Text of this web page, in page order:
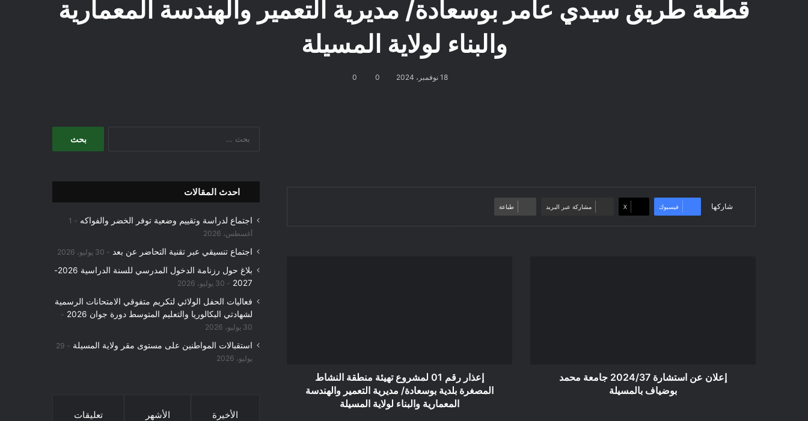
قطعة طريق سيدي عامر بوسعادة/ مديرية التعمير والهندسة المعمارية
والبناء لولاية المسيلة
18 نوفمبر، 2024 0
0
شاركها فيسبوك ‫X مشاركة عبر البريد طباعة
إعلان عن استشارة 2024/37 جامعة محمد
بوضياف بالمسيلة
بوسعادة/
مديرية
إعذار رقم 01 لمشروع تهيئة منطقة النشاط
المصغرة بلدية بوسعادة/ مديرية التعمير والهندسة
المعمارية والبناء لولاية المسيلة
احدث المقالات
اجتماع لدراسة وتقييم وضعية توفر الخضر والفواكه
1
أغسطس، 2026
اجتماع تنسيقي عبر تقنية التحاضر عن بعد 30 يوليو، 2026
بلاغ حول رزنامة الدخول المدرسي للسنة الدراسية 2026-
2027
30 يوليو، 2026
فعاليات الحفل الولائي لتكريم متفوقي الامتحانات الرسمية
لشهادتي البكالوريا والتعليم المتوسط دورة جوان 2026
30 يوليو، 2026
استقبالات المواطنين على مستوى مقر ولاية المسيلة
29
يوليو، 2026
الأخيرة الأشهر تعليقات